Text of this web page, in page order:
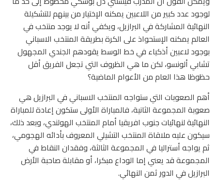
لوجود عدد كبير من اللاعبين يمكنه الإختيار من بينهم للتشكيلة
النهائية المشاركة في البرازيل، ويكفي أنه لا يوجد منتخب في
العالم يمكنه الإستحواذ على الكرة بطريقة المنتخب الاسباني
بوجود لاعبين أذكياء في خط الوسط يقودهم الجندي المجهول
تشابي ألونسو، لكن ما هي الظروف التي تجعل الفريق أقل
حظوظا هذا العام من الأعوام الماضية؟
أهم الصعوبات التي ستواجه المنتخب الاسباني في البرازيل هي
صعوبة المجموعة الثانية، فالمباراة الأولى ستكون إعادة للمباراة
النهائية لنهائيات جنوب افريقيا أمام المنتخب الهولندي، وبعد ذلك،
سيكون عليه ملاقاة المنتخب التشيلي المعروف بأدائه الهجومي،
ثم يواجه أستراليا في المجموعة الثالثة، وفقدان النقاط في
المجموعة قد يعني إما الوداع مبكرا، أو مقابلة صاحبة الأرض
البرازيل في الدور ثمن النهائي.